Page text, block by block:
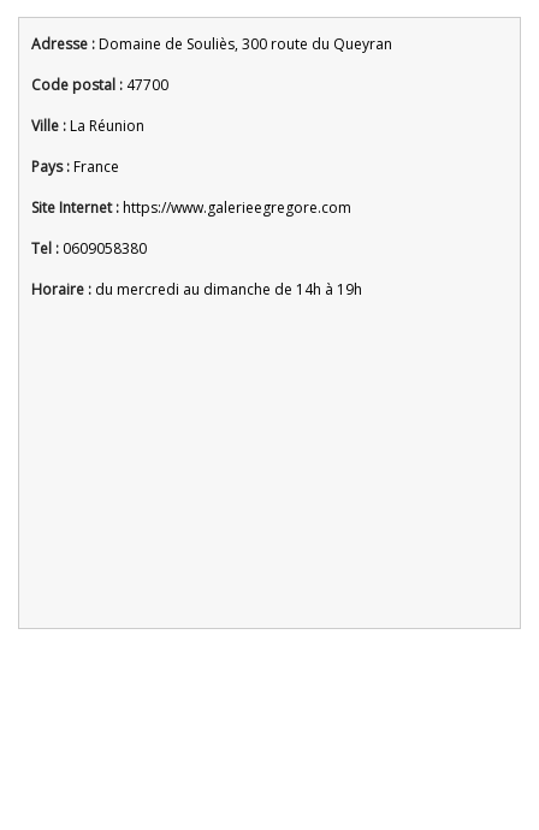
Adresse :Domaine de Souliès, 300 route du Queyran
Code postal : 47700
Ville :La Réunion
Pays :France
Site Internet :https://www.galerieegregore.com
Tel : 0609058380
Horaire : du mercredi au dimanche de 14h à 19h